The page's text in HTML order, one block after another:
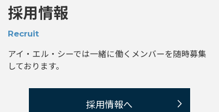
採用情報
Recruit
アイ・エル・シーでは一緒に働くメンバーを随時募集
しております。
採用情報へ